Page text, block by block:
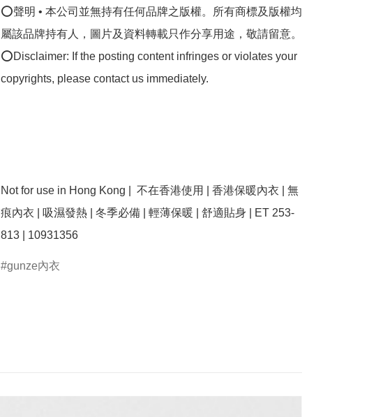
⭕聲明 • 本公司並無持有任何品牌之版權。所有商標及版權均
屬該品牌持有人，圖片及資料轉載只作分享用途，敬請留意。
⭕Disclaimer: If the posting content infringes or violates your
copyrights, please contact us immediately.
Not for use in Hong Kong |  不在香港使用 | 香港保暖內衣 | 無
痕內衣 | 吸濕發熱 | 冬季必備 | 輕薄保暖 | 舒適貼身 | ET 253-
gunze內衣